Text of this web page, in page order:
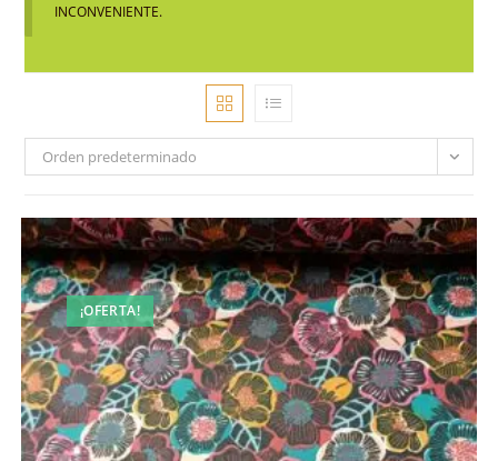
INCONVENIENTE.
Orden predeterminado
¡OFERTA!